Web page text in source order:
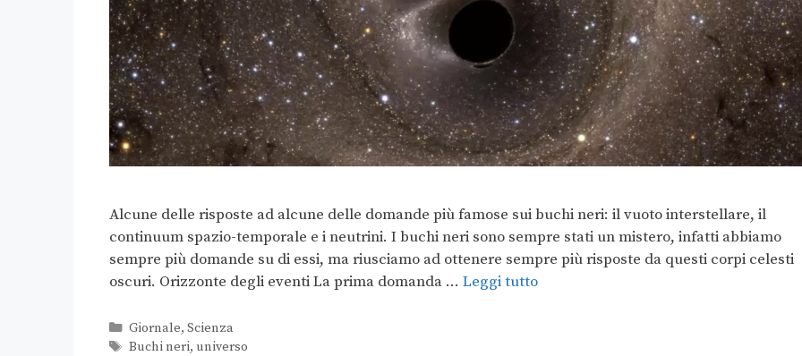
Alcune delle risposte ad alcune delle domande più famose sui buchi neri: il vuoto interstellare, il
continuum spazio-temporale e i neutrini. I buchi neri sono sempre stati un mistero, infatti abbiamo
sempre più domande su di essi, ma riusciamo ad ottenere sempre più risposte da questi corpi celesti
oscuri. Orizzonte degli eventi La prima domanda … Leggi tutto
Giornale, Scienza
Buchi neri, universo